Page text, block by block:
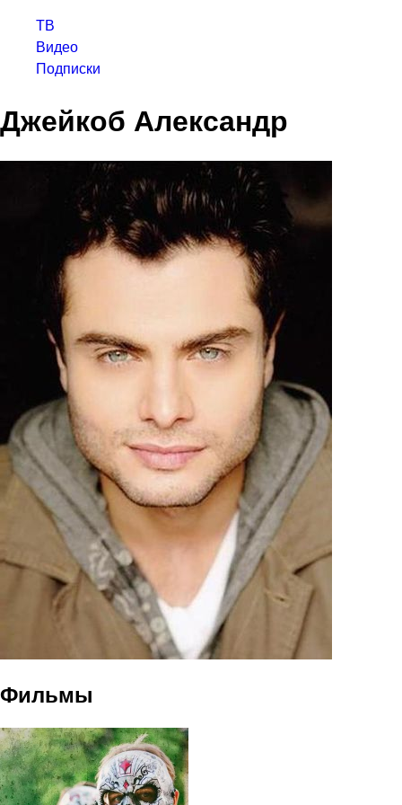
ТВ
Видео
Подписки
Джейкоб Александр
Фильмы